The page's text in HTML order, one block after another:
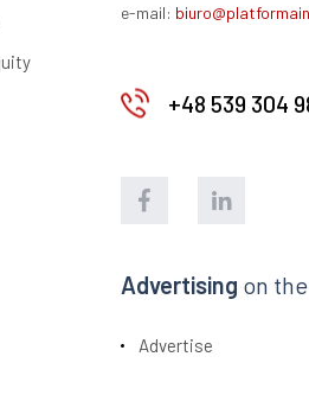
e-mail:
+48 539 304
Advertising on
Advertise